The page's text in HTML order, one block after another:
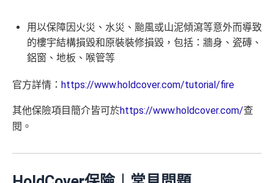
用以保障因火災、水災、颱風或山泥傾瀉等意外而導致
的樓宇結構損毀和原裝裝修損毀，包括：牆身、瓷磚、
鋁窗、 地板、 喉管等
官方詳情： https://www.holdcover.com/tutorial/fire
其他保險項目簡介皆可於https://www.holdcover.com/查
閱。